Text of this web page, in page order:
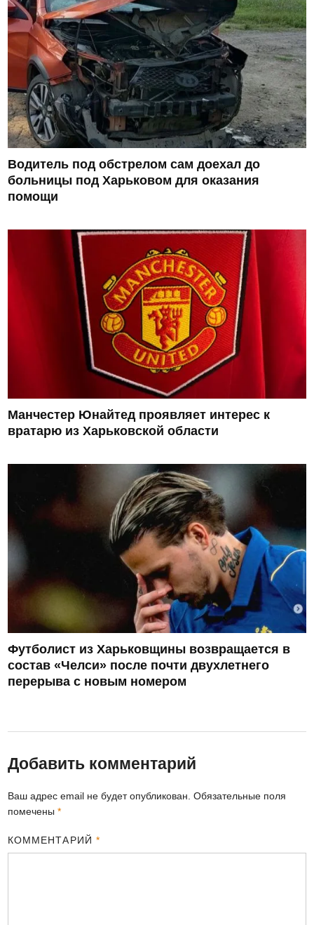
Водитель под обстрелом сам доехал до
больницы под Харьковом для оказания
помощи
Манчестер Юнайтед проявляет интерес к
вратарю из Харьковской области
Футболист из Харьковщины возвращается в
состав «Челси» после почти двухлетнего
перерыва с новым номером
Добавить комментарий
Ваш адрес email не будет опубликован. Обязательные поля
помечены*
КОММЕНТАРИЙ *